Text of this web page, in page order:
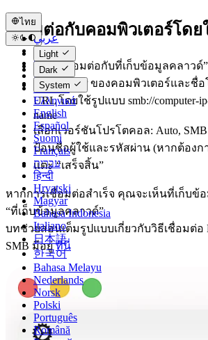
ไทย
عربي
Català
Čeština
Dansk
Deutsch
Ελληνικά
English
Español
Suomi
Français
עברית
हिन्दी
Hrvatski
Magyar
Bahasa Indonesia
Italiano
日本語
한국어
Bahasa Melayu
Nederlands
Norsk
Polski
Português
Română
Light
Dark
System
เชื่อมต่อกับคอมพิวเตอร์โดย
แตะ “เชื่อมต่อกับที่เก็บข้อมูลคลาวด์
ป้อนที่อยู่ IP ของคอมพิวเตอร์และชื่
URL โดยใช้รูปแบบ smb://computer-ip-
name
เลือกเวอร์ชันโปรโตคอล: Auto,
ป้อนชื่อผู้ใช้และรหัสผ่าน (หากต้องก
แตะ “เสร็จสิ้น”
หากการเชื่อมต่อสำเร็จ คุณจะเห็นที่เก็บข้
“ที่เก็บข้อมูลคลาวด์”
บทช่วยสอนเต็มรูปแบบเกี่ยวกับวิธีเชื่อมต่อ
SMB มีอยู่ที่นี่